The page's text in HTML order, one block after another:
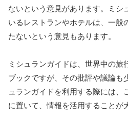
ないという意見があります。ミシ
いるレストランやホテルは、一般
たないという意見もあります。
ミシュランガイドは、世界中の旅
ブックですが、その批評や議論も
ュランガイドを利用する際には、
に置いて、情報を活用することが